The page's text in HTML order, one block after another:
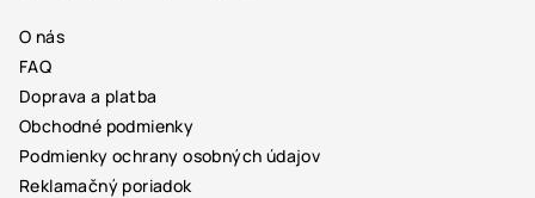
O nás
FAQ
Doprava a platba
Obchodné podmienky
Podmienky ochrany osobných údajov
Reklamačný poriadok